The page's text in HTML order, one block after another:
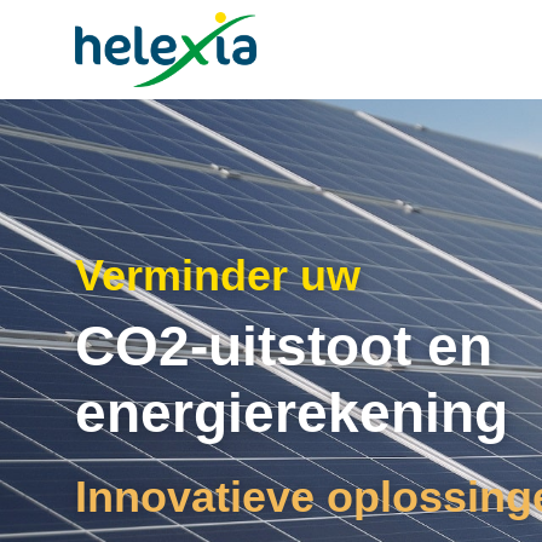
Verminder uw
CO2-uitstoot en
energierekening
Innovatieve